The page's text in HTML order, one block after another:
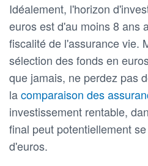
Idéalement, l'horizon
euros est d'au moins 8 ans
fiscalité de l'assurance vie.
sélection des fonds en
que jamais, ne perdez pas
lacomparaison des
investissement rentable,
final peut potentiellement
d'euros.